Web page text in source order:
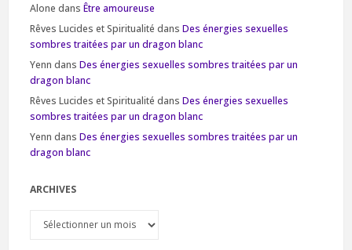
Alone dans Être amoureuse
Rêves Lucides et Spiritualité dans Des énergies sexuelles
sombres traitées par un dragon blanc
Yenn dans Des énergies sexuelles sombres traitées par un
dragon blanc
Rêves Lucides et Spiritualité dans Des énergies sexuelles
sombres traitées par un dragon blanc
Yenn dans Des énergies sexuelles sombres traitées par un
dragon blanc
ARCHIVES